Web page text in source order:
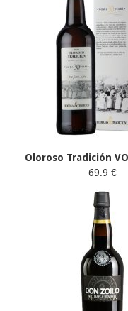
Oloroso Tradición
69.9 €